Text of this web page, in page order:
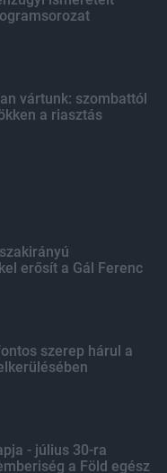
vártunk: szombattól
a riasztás
erősít a Gál Ferenc
szerep hárul a
- július 30-ra
a Föld egész